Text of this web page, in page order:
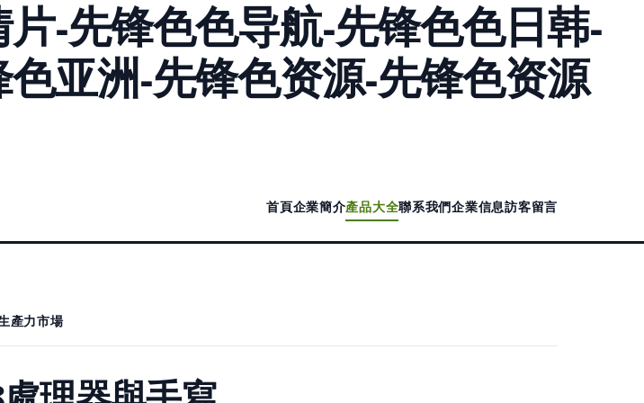
-先锋色色导航-先锋色色日韩-
亚洲-先锋色资源-先锋色资源
首頁企業簡介產品大全聯系我們企業信息訪客留言
產力市場